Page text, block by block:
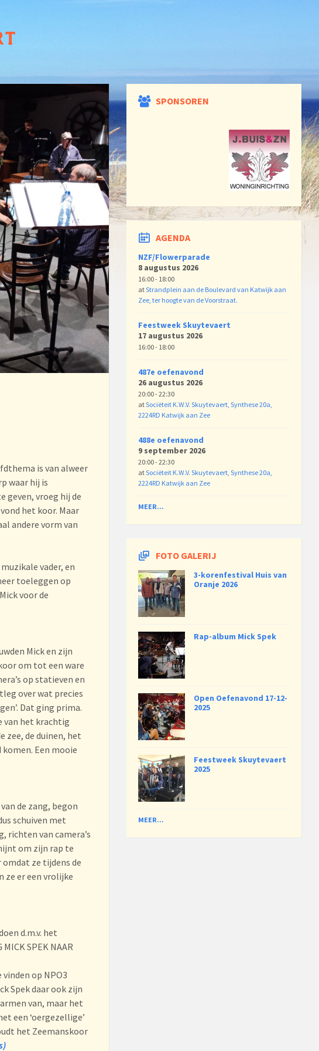
is van alweer
waar hij is
geven, vroeg hij de
het koor. Maar
andere vorm van
vader, en
toeleggen op
voor de
Mick en zijn
om tot een ware
op statieven en
over wat precies
Dat ging prima.
van het krachtig
zee, de duinen, het
Een mooie
de zang, begon
schuiven met
richten van camera’s
om zijn rap te
omdat ze tijdens de
ze er een vrolijke
d.m.v. het
SPEK NAAR
op NPO3
Spek daar ook zijn
van, maar het
een ‘oergezellige’
het Zeemanskoor
SPONSOREN
AGENDA
NZF/Flowerparade
8 augustus 2026
16:00 - 18:00
atStrandplein aan de Boulevard van Katwijk aan
Zee, ter hoogte van de Voorstraat.
Feestweek Skuytevaert
17 augustus 2026
16:00 - 18:00
487e oefenavond
26 augustus 2026
20:00 - 22:30
atSociëteit K.W.V. Skuytevaert, Synthese 20a,
2224RD Katwijk aan Zee
488e oefenavond
9 september 2026
20:00 - 22:30
atSociëteit K.W.V. Skuytevaert, Synthese 20a,
2224RD Katwijk aan Zee
MEER...
FOTO GALERIJ
3-korenfestival Huis van
Oranje 2026
Rap-album Mick Spek
Open Oefenavond 17-12-
2025
Feestweek Skuytevaert
2025
MEER...